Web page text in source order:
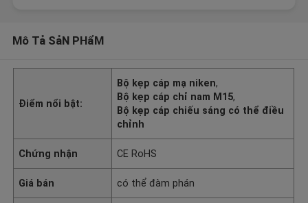
Mô Tả SảN PHẩM
Điểm nổi bật:
Bộ kẹp cáp mạ niken,
Bộ kẹp cáp chỉ nam M15,
Bộ kẹp cáp chiếu sáng có thể điều
chỉnh
Chứng nhận CE RoHS
Giá bán có thể đàm phán